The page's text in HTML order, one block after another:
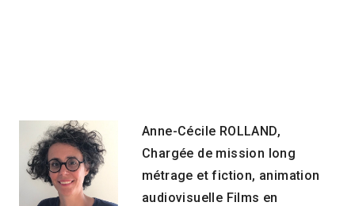
Anne-Cécile ROLLAND,
Chargée de mission long
métrage et fiction, animation
audiovisuelle Films en